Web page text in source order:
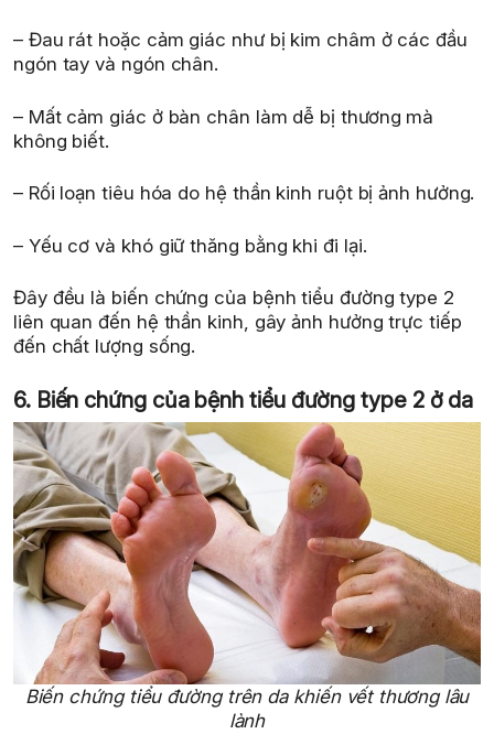
– Đau rát hoặc cảm giác như bị kim châm ở các đầu
ngón tay và ngón chân.
– Mất cảm giác ở bàn chân làm dễ bị thương mà
không biết.
– Rối loạn tiêu hóa do hệ thần kinh ruột bị ảnh hưởng.
– Yếu cơ và khó giữ thăng bằng khi đi lại.
Đây đều là biến chứng của bệnh tiểu đường type 2
liên quan đến hệ thần kinh, gây ảnh hưởng trực tiếp
đến chất lượng sống.
6. Biến chứng của bệnh tiểu đường type 2 ở da
Biến chứng tiểu đường trên da khiến vết thương lâu
lành